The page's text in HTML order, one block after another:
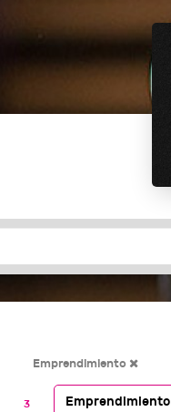
Emprendimiento
3 Emprendimiento